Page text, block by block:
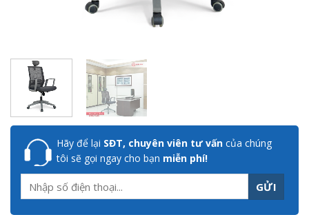
Hãy để lại SĐT, chuyên viên tư vấn của chúng
tôi sẽ gọi ngay cho bạn miễn phí!